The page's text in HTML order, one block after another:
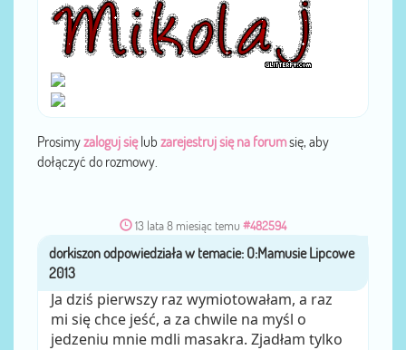
Prosimyzaloguj sięlub zarejestruj się na forumsię, aby
dołączyć do rozmowy.
13 lata 8 miesiąc temu #482594
przezdorkiszon
Ja dziś pierwszy raz wymiotowałam, a raz
mi się chce jeść, a za chwile na myśl o
jedzeniu mnie mdli masakra. Zjadłam tylko